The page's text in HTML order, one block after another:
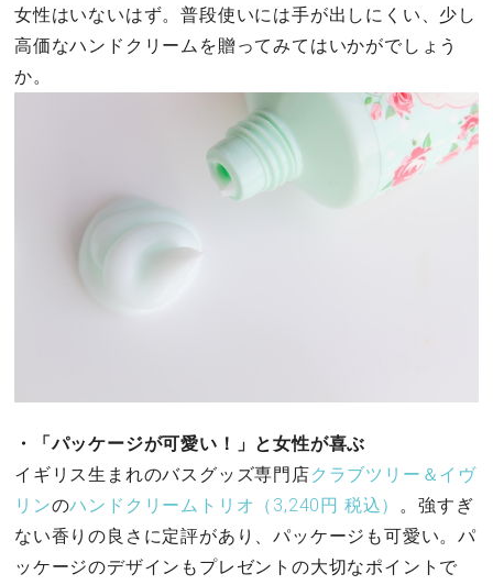
女性はいないはず。普段使いには手が出しにくい、少し
高価なハンドクリームを贈ってみてはいかがでしょう
か。
・「パッケージが可愛い！」と女性が喜ぶ
イギリス生まれのバスグッズ専門店クラブツリー＆イヴ
リンのハンドクリームトリオ（3,240円 税込） 。強すぎ
ない香りの良さに定評があり、パッケージも可愛い。パ
ッケージのデザインもプレゼントの大切なポイントで